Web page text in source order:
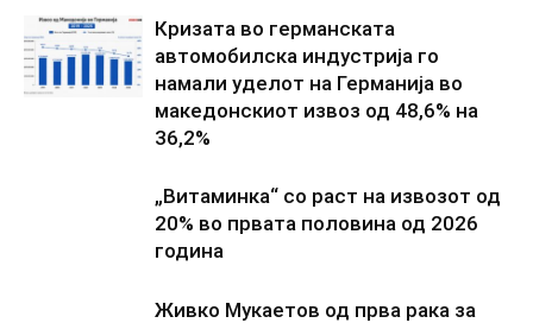
Кризата во германската
автомобилска индустрија го
намали уделот на Германија во
македонскиот извоз од 48,6% на
36,2%
„Витаминка“ со раст на извозот од
20% во првата половина од 2026
година
Живко Мукаетов од прва рака за